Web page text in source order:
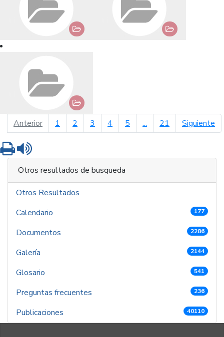
Anteriorpágina anterior
1 2 3 4 5 ... 21 Siguiente
Imprimir
Otros resultados de busqueda
Otros Resultados
Calendario
177
Documentos 2286
Galería 2144
Glosario 541
Preguntas frecuentes 236
Publicaciones 40110